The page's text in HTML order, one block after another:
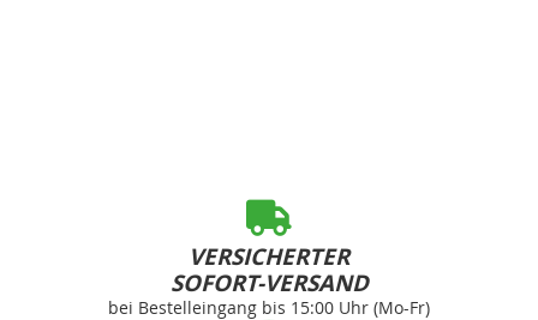
VERSICHERTER
SOFORT-VERSAND
bei Bestelleingang bis 15:00 Uhr (Mo-Fr)